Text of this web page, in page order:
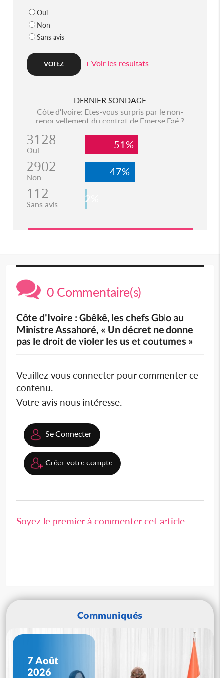
Oui
Non
Sans avis
+ Voir les resultats
DERNIER SONDAGE
Côte d'Ivoire: Etes-vous surpris par le non-
renouvellement du contrat de Emerse Faé ?
3128
Oui 51%
2902
Non 47%
112
Sans avis 2%
0 Commentaire(s)
Côte d'Ivoire : Gbêkê, les chefs Gblo au
Ministre Assahoré, « Un décret ne donne
pas le droit de violer les us et coutumes »
Veuillez vous connecter pour commenter ce
contenu.
Votre avis nous intéresse.
Se Connecter
Créer votre compte
Soyez le premier à commenter cet article
Communiqués
7 Août
2026